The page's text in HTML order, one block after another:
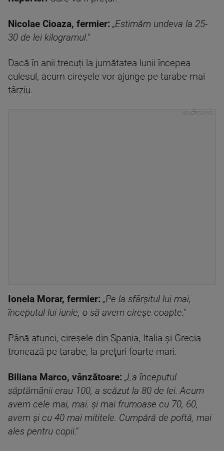
Nicolae Cioaza, fermier: „Estimăm undeva la 25-
30 de lei kilogramul."
Dacă în anii trecuți la jumătatea lunii începea
culesul, acum cireșele vor ajunge pe tarabe mai
târziu.
Ionela Morar, fermier: „Pe la sfârșitul lui mai,
începutul lui iunie, o să avem cireșe coapte."
Până atunci, cireșele din Spania, Italia și Grecia
tronează pe tarabe, la preţuri foarte mari.
Biliana Marco, vânzătoare: „La începutul
săptămânii erau 100, a scăzut la 80 de lei. Acum
avem cele mai, mai. și mai frumoase cu 70, 60,
avem și cu 40 mai mititele. Cumpără de poftă, mai
ales pentru copii."